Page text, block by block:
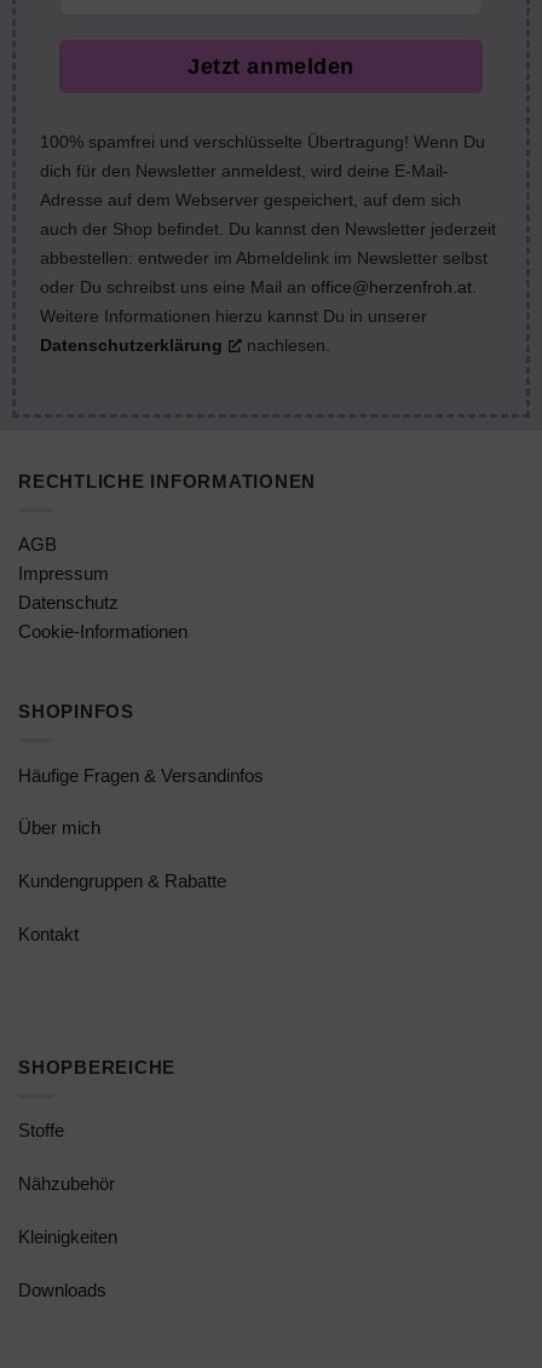
Jetzt anmelden
100% spamfrei und verschlüsselte Übertragung! Wenn Du
dich für den Newsletter anmeldest, wird deine E-Mail-
Adresse auf dem Webserver gespeichert, auf dem sich
auch der Shop befindet. Du kannst den Newsletter jederzeit
abbestellen: entweder im Abmeldelink im Newsletter selbst
oder Du schreibst uns eine Mail an office@herzenfroh.at
Weitere Informationen hierzu kannst Du in unserer
Datenschutzerklärung
nachlesen.
RECHTLICHE INFORMATIONEN
AGB
Impressum
Datenschutz
Cookie-Informationen
SHOPINFOS
Häufige Fragen & Versandinfos
Über mich
Kundengruppen & Rabatte
Kontakt
SHOPBEREICHE
Stoffe
Nähzubehör
Kleinigkeiten
Downloads